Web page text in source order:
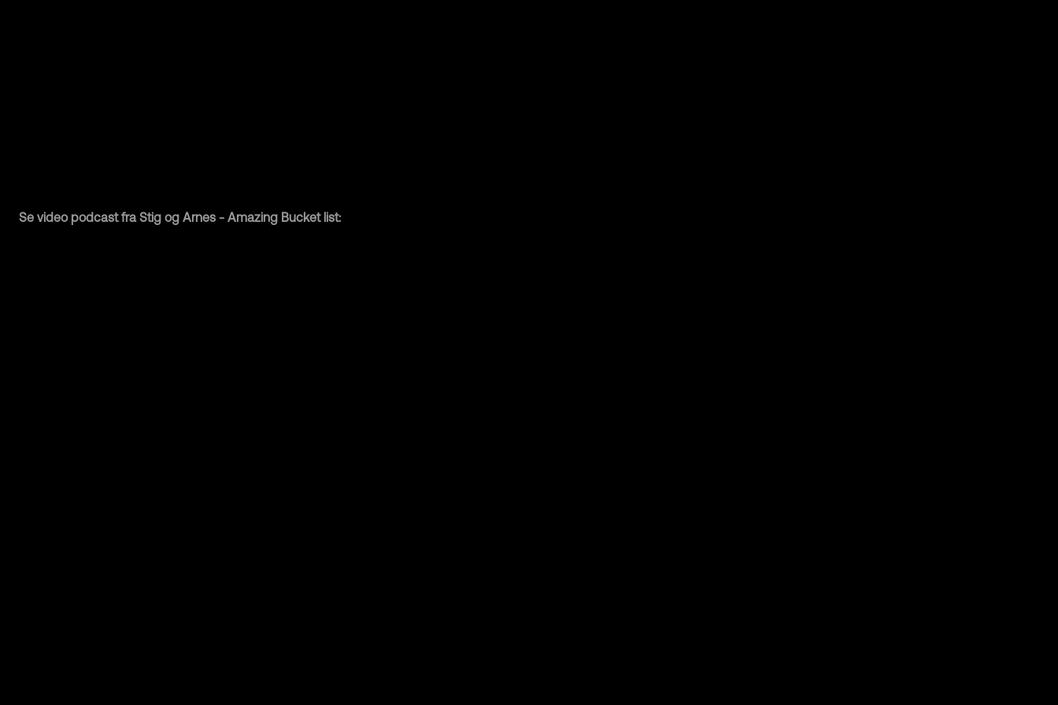
Se video podcast fra Stig og Arnes - Amazing Bucket list: